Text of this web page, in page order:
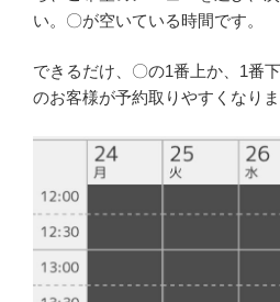
い。〇が空いている時間です。
できるだけ、〇の1番上か、1番
のお客様が予約取りやすくなりま